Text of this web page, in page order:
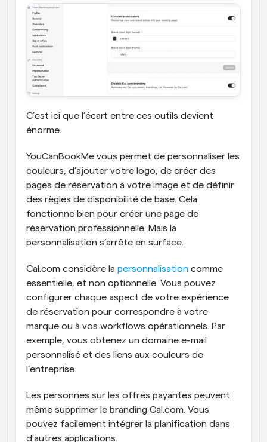
C’est ici que l’écart entre ces outils devient
énorme.
YouCanBookMe vous permet de personnaliser les
couleurs, d’ajouter votre logo, de créer des
pages de réservation à votre image et de définir
des règles de disponibilité de base. Cela
fonctionne bien pour créer une page de
réservation professionnelle. Mais la
personnalisation s’arrête en surface.
Cal.com considère la personnalisation comme
essentielle, et non optionnelle. Vous pouvez
configurer chaque aspect de votre expérience
de réservation pour correspondre à votre
marque ou à vos workflows opérationnels. Par
exemple, vous obtenez un domaine e-mail
personnalisé et des liens aux couleurs de
l’entreprise.
Les personnes sur les offres payantes peuvent
même supprimer le branding Cal.com. Vous
pouvez facilement intégrer la planification dans
d’autres applications.